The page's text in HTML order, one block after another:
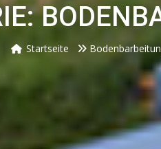
Startseite